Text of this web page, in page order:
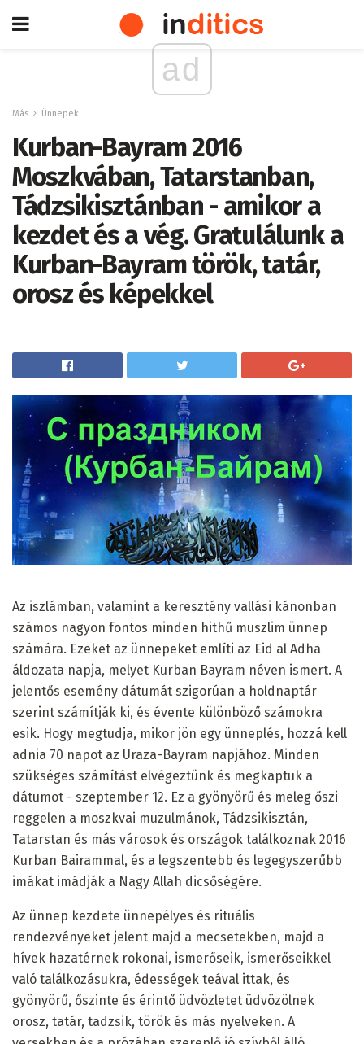
ad
Más Ünnepek
Kurban-Bayram 2016
Moszkvában, Tatarstanban,
Tádzsikisztánban - amikor a
kezdet és a vég. Gratulálunk a
Kurban-Bayram török, tatár,
orosz és képekkel
Az iszlámban, valamint a keresztény vallási kánonban
számos nagyon fontos minden hithű muszlim ünnep
számára. Ezeket az ünnepeket említi az Eid al Adha
áldozata napja, melyet Kurban Bayram néven ismert. A
jelentős esemény dátumát szigorúan a holdnaptár
szerint számítják ki, és évente különböző számokra
esik. Hogy megtudja, mikor jön egy ünneplés, hozzá kell
adnia 70 napot az Uraza-Bayram napjához. Minden
szükséges számítást elvégeztünk és megkaptuk a
dátumot - szeptember 12. Ez a gyönyörű és meleg őszi
reggelen a moszkvai muzulmánok, Tádzsikisztán,
Tatarstan és más városok és országok találkoznak 2016
Kurban Bairammal, és a legszentebb és legegyszerűbb
imákat imádják a Nagy Allah dicsőségére.
Az ünnep kezdete ünnepélyes és rituális
rendezvényeket jelent majd a mecsetekben, majd a
hívek hazatérnek rokonai, ismerőseik, ismerőseikkel
való találkozásukra, édességek teával ittak, és
gyönyörű, őszinte és érintő üdvözletet üdvözölnek
orosz, tatár, tadzsik, török ​​és más nyelveken. A